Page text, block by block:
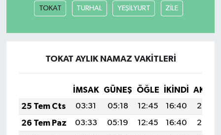
TOKAT TURHAL YEŞİLYURT ZİLE
TOKAT AYLIK NAMAZ VAKITLERI
İMSAK GÜNEŞ ÖĞLE İKINDI
25 Tem Cts
03:31 05:18 12:45 16:40
20:03
26 Tem Paz
03:33 05:19 12:45 16:40
20:02
Kültür Sanat
Kütahya
Magazin
Pazarlar
Politika